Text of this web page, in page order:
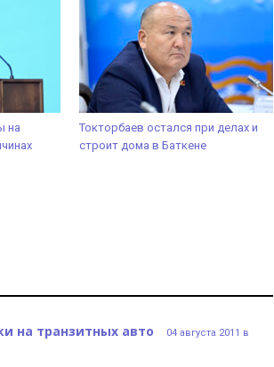
на
Токторбаев остался при делах и
строит дома в Баткене
на транзитных авто
04 августа 2011 в